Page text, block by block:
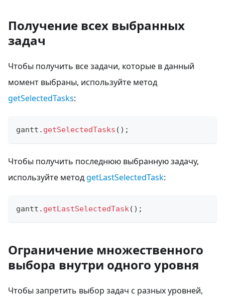
Получение всех выбранных
задач
Чтобы получить все задачи, которые в данный
момент выбраны, используйте метод
getSelectedTasks:
gantt . getSelectedTasks ( ) ;
Чтобы получить последнюю выбранную задачу,
используйте методgetLastSelectedTask:
gantt . getLastSelectedTask( ) ;
Ограничение множественного
выбора внутри одного уровня
Чтобы запретить выбор задач с разных уровней,